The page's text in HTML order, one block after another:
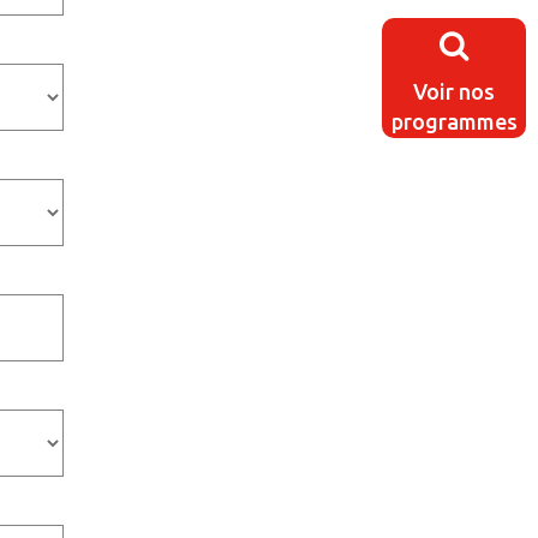
Voir nos
programmes